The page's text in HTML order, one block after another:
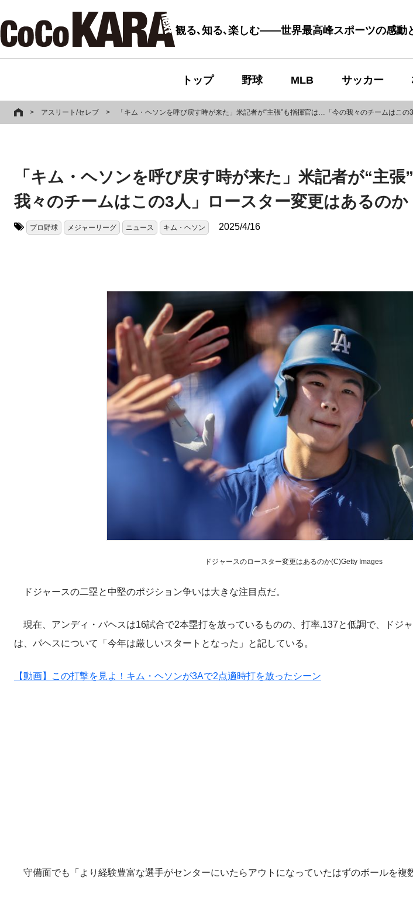
観る､知る､楽しむ――世界最高峰スポーツの感動
トップ 野球 MLB サッカー
> アスリート/セレブ > 「キム・ヘソンを呼び戻す時が来た」米記者が“主張”も指揮官は…「今の我々のチームはこ
「キム・ヘソンを呼び戻す時が来た」米記者が“主
我々のチームはこの3人」ロースター変更はあるのか
プロ野球 メジャーリーグ ニュース キム・ヘソン 2025/4/16
ドジャースのロースター変更はあるのか(C)Getty Images
ドジャースの二塁と中堅のポジション争いは大きな注目点だ。
現在、アンディ・パヘスは16試合で2本塁打を放っているものの、打率.137と低調で、ドジ
は、パヘスについて「今年は厳しいスタートとなった」と記している。
【動画】この打撃を見よ！キム・ヘソンが3Aで2点適時打を放ったシーン
守備面でも「より経験豊富な選手がセンターにいたらアウトになっていたはずのボールを複